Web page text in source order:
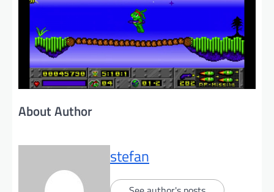
About Author
stefan